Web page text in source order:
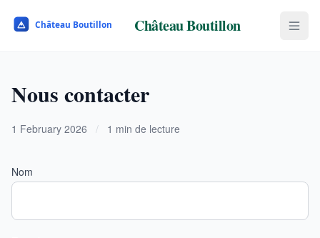
Château Boutillon
Nous contacter
1 February 2026 / 1 min de lecture
Nom